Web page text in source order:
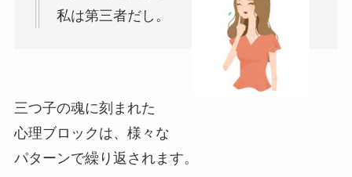
私は第三者だし。
三つ子の魂に刻まれた
心理ブロックは、様々な
パターンで繰り返されます。